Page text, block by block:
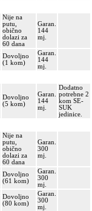
Nije na
putu,
obično
dolazi za
60 dana
Garan.
144
mj.
Dovoljno
(1 kom)
Garan.
144
mj.
Dovoljno
(5 kom)
Garan.
144
mj.
Dodatno
potrebne 2
kom SE-
SUK
jedinice.
Nije na
putu,
obično
dolazi za
60 dana
Garan.
300
mj.
Dovoljno
(61 kom)
Garan.
300
mj.
Dovoljno
(80 kom)
Garan.
300
mj.